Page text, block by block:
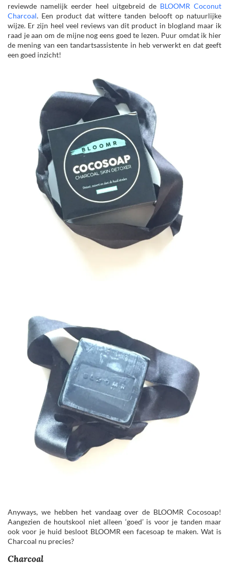
reviewde namelijk eerder heel uitgebreid de BLOOMR Coconut
Charcoal. Een product dat wittere tanden belooft op natuurlijke
wijze. Er zijn heel veel reviews van dit product in blogland maar ik
raad je aan om de mijne nog eens goed te lezen. Puur omdat ik hier
de mening van een tandartsassistente in heb verwerkt en dat geeft
een goed inzicht!
Anyways, we hebben het vandaag over de BLOOMR Cocosoap!
Aangezien de houtskool niet alleen ‘goed’ is voor je tanden maar
ook voor je huid besloot BLOOMR een facesoap te maken. Wat is
Charcoal nu precies?
Charcoal